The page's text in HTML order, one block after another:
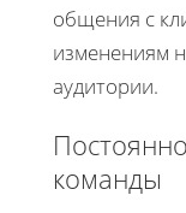
общения с
изменениям
аудитории.
команды